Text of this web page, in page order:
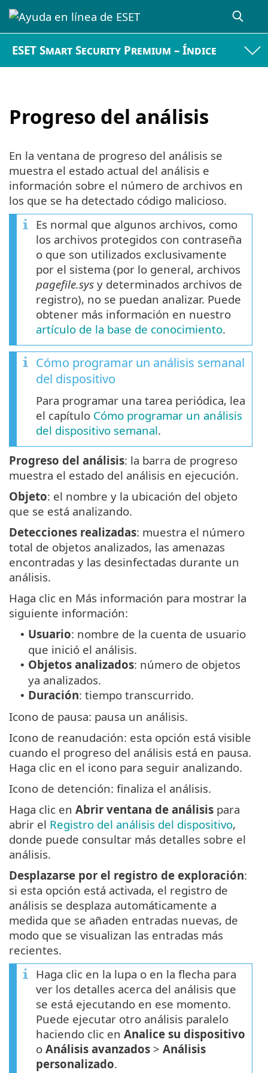
ESET Smart Security Premium – Índice
Progreso del análisis
En la ventana de progreso del análisis se
muestra el estado actual del análisis e
información sobre el número de archivos en
los que se ha detectado código malicioso.
Es normal que algunos archivos, como
los archivos protegidos con contraseña
o que son utilizados exclusivamente
por el sistema (por lo general, archivos
pagefile.sys y determinados archivos de
registro), no se puedan analizar. Puede
obtener más información en nuestro
artículo de la base de conocimiento.
Cómo programar un análisis semanal
del dispositivo
Para programar una tarea periódica, lea
el capítulo Cómo programar un análisis
del dispositivo semanal.
Progreso del análisis: la barra de progreso
muestra el estado del análisis en ejecución.
Objeto: el nombre y la ubicación del objeto
que se está analizando.
Detecciones realizadas: muestra el número
total de objetos analizados, las amenazas
encontradas y las desinfectadas durante un
análisis.
Haga clic en Más información para mostrar la
siguiente información:
• Usuario: nombre de la cuenta de usuario
que inició el análisis.
• Objetos analizados: número de objetos
ya analizados.
• Duración: tiempo transcurrido.
Icono de pausa: pausa un análisis.
Icono de reanudación: esta opción está visible
cuando el progreso del análisis está en pausa.
Haga clic en el icono para seguir analizando.
Icono de detención: finaliza el análisis.
Haga clic en Abrir ventana de análisis para
abrir el Registro del análisis del dispositivo,
donde puede consultar más detalles sobre el
análisis.
Desplazarse por el registro de exploración:
si esta opción está activada, el registro de
análisis se desplaza automáticamente a
medida que se añaden entradas nuevas, de
modo que se visualizan las entradas más
recientes.
Haga clic en la lupa o en la flecha para
ver los detalles acerca del análisis que
se está ejecutando en ese momento.
Puede ejecutar otro análisis paralelo
haciendo clic en Analice su dispositivo
o Análisis avanzados > Análisis
personalizado.